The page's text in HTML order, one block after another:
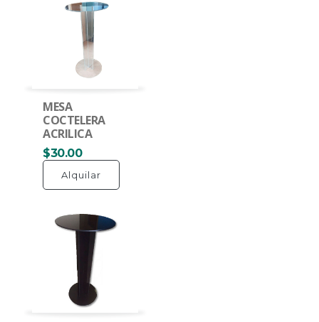
MESA
COCTELERA
ACRILICA
$30.00
Alquilar